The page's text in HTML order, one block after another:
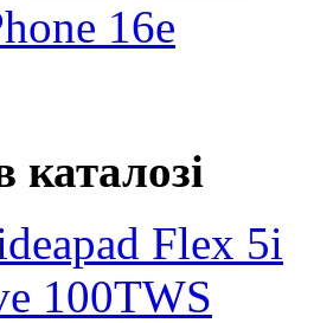
16e
Flex 5i
100TWS